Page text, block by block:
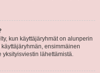
kun käyttäjäryhmät on alunperin
ensimmäinen
lähettämistä.